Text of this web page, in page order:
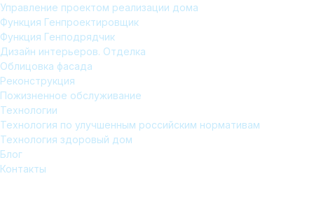
Управление проектом реализации дома
Функция Генпроектировщик
Функция Генподрядчик
Дизайн интерьеров. Отделка
Облицовка фасада
Реконструкция
Пожизненное обслуживание
Технологии
Технология по улучшенным российским нормативам
Технология здоровый дом
Блог
Контакты